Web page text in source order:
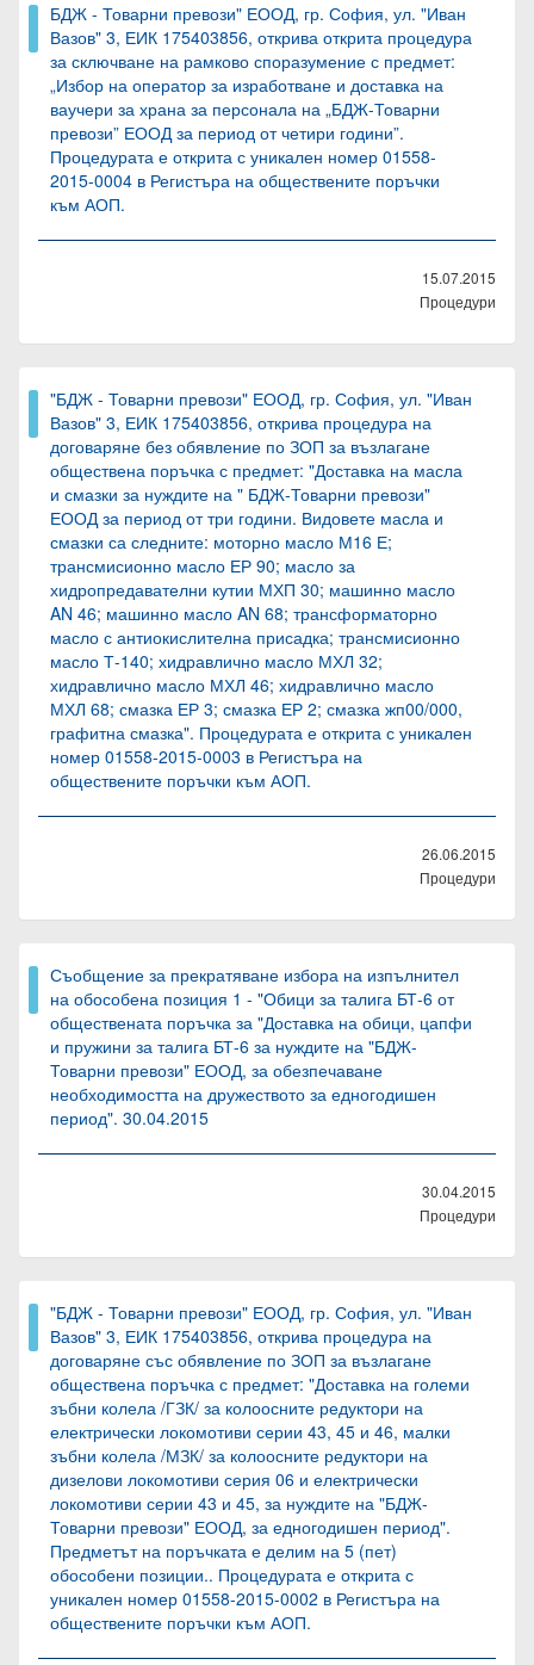
БДЖ - Товарни превози" ЕООД, гр. София, ул. "Иван
Вазов" 3, ЕИК 175403856, открива открита процедура
за сключване на рамково споразумение с предмет:
„Избор на оператор за изработване и доставка на
ваучери за храна за персонала на „БДЖ-Товарни
превози” ЕООД за период от четири години”.
Процедурата е открита с уникален номер 01558-
2015-0004 в Регистъра на обществените поръчки
към АОП.
15.07.2015
Процедури
"БДЖ - Товарни превози" ЕООД, гр. София, ул. "Иван
Вазов" 3, ЕИК 175403856, открива процедура на
договаряне без обявление по ЗОП за възлагане
обществена поръчка с предмет: "Доставка на масла
и смазки за нуждите на " БДЖ-Товарни превози"
ЕООД за период от три години. Видовете масла и
смазки са следните: моторно масло М16 Е;
трансмисионно масло ЕР 90; масло за
хидропредавателни кутии МХП 30; машинно масло
AN 46; машинно масло AN 68; трансформаторно
масло с антиокислителна присадка; трансмисионно
масло Т-140; хидравлично масло МХЛ 32;
хидравлично масло МХЛ 46; хидравлично масло
МХЛ 68; смазка ЕР 3; смазка ЕР 2; смазка жп00/000,
графитна смазка". Процедурата е открита с уникален
номер 01558-2015-0003 в Регистъра на
обществените поръчки към АОП.
26.06.2015
Процедури
Съобщение за прекратяване избора на изпълнител
на обособена позиция 1 - "Обици за талига БТ-6 от
обществената поръчка за "Доставка на обици, цапфи
и пружини за талига БТ-6 за нуждите на "БДЖ-
Товарни превози" ЕООД, за обезпечаване
необходимостта на дружеството за едногодишен
период". 30.04.2015
30.04.2015
Процедури
"БДЖ - Товарни превози" ЕООД, гр. София, ул. "Иван
Вазов" 3, ЕИК 175403856, открива процедура на
договаряне със обявление по ЗОП за възлагане
обществена поръчка с предмет: "Доставка на големи
зъбни колела /ГЗК/ за колоосните редуктори на
електрически локомотиви серии 43, 45 и 46, малки
зъбни колела /МЗК/ за колоосните редуктори на
дизелови локомотиви серия 06 и електрически
локомотиви серии 43 и 45, за нуждите на "БДЖ-
Товарни превози" ЕООД, за едногодишен период".
Предметът на поръчката е делим на 5 (пет)
обособени позиции.. Процедурата е открита с
уникален номер 01558-2015-0002 в Регистъра на
обществените поръчки към АОП.